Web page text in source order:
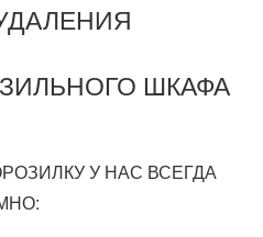
ШКАФА
У НАС ВСЕГДА